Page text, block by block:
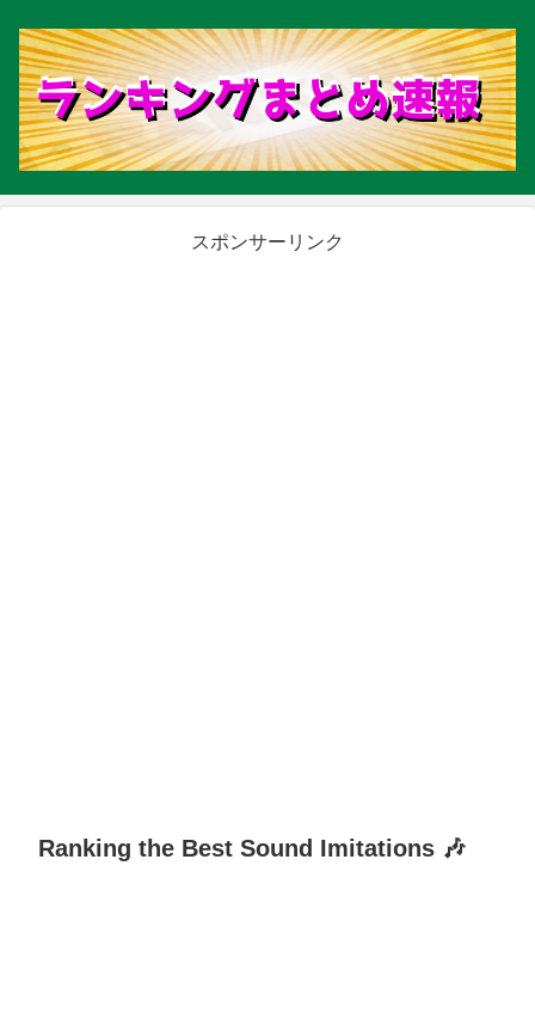
スポンサーリンク
Ranking the Best Sound Imitations 🎶